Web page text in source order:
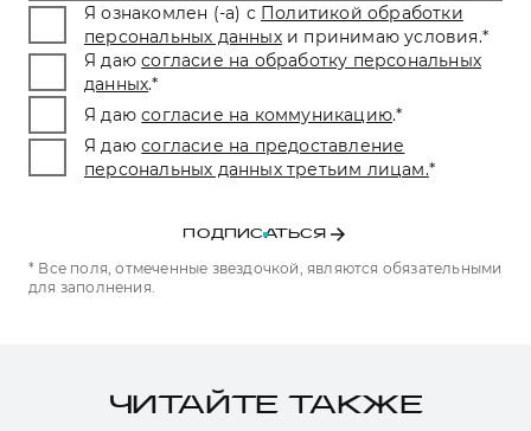
Я ознакомлен (-а) с Политикой обработки
персональных данных и принимаю условия.*
Я даю согласие на обработку персональных
данных.*
Я даю согласие на коммуникацию.*
Я даю согласие на предоставление
персональных данных третьим лицам.*
ПОДПИСАТЬСЯ
* Все поля, отмеченные звездочкой, являются обязательными
для заполнения.
ЧИТАЙТЕ ТАКЖЕ